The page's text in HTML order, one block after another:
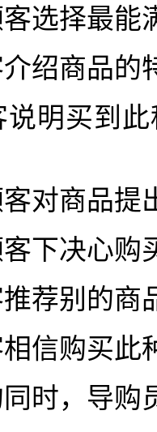
客选择最
介绍商品的
说明买到
客对商品提
客下决心购
推荐别的
相信购买
时，导购